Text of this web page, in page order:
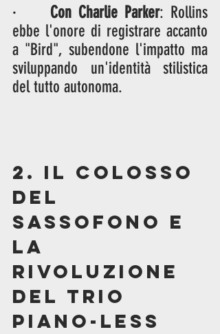
· Con Charlie Parker: Rollins
ebbe l'onore di registrare accanto
a "Bird", subendone l'impatto ma
sviluppando un'identità stilistica
del tutto autonoma.
2. Il Colosso
del
Sassofono e
la
Rivoluzione
del Trio
Piano-Less